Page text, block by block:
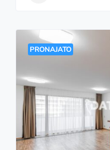
PRONAJATO